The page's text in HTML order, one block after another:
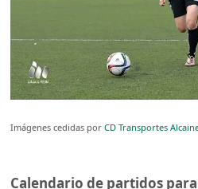
Imágenes cedidas porCD Transportes
Calendario de partidos